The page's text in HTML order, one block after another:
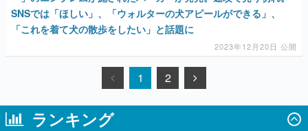
SNSでは「ほしい」、「ウォルターの犬アピールができる」、
「これを着て犬の散歩をしたい」と話題に
2023年12月20日 公開
1 2
ランキング